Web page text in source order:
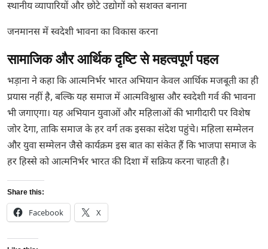
स्थानीय व्यापारियों और छोटे उद्योगों को सशक्त बनाना
जनमानस में स्वदेशी भावना का विकास करना
सामाजिक और आर्थिक दृष्टि से महत्वपूर्ण पहल
भड़ाना ने कहा कि आत्मनिर्भर भारत अभियान केवल आर्थिक मजबूती का ही
प्रयास नहीं है, बल्कि यह समाज में आत्मविश्वास और स्वदेशी गर्व की भावना
भी जगाएगा। यह अभियान युवाओं और महिलाओं की भागीदारी पर विशेष
जोर देगा, ताकि समाज के हर वर्ग तक इसका संदेश पहुंचे। महिला सम्मेलन
और युवा सम्मेलन जैसे कार्यक्रम इस बात का संकेत हैं कि भाजपा समाज के
हर हिस्से को आत्मनिर्भर भारत की दिशा में सक्रिय करना चाहती है।
Share this:
Facebook X